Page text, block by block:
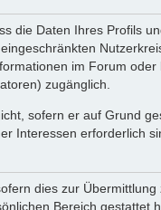
die Daten Ihres Profils
im Forum
zugänglich.
sofern er auf Grund
Interessen erforderlich
dies zur
Bereich gestattet